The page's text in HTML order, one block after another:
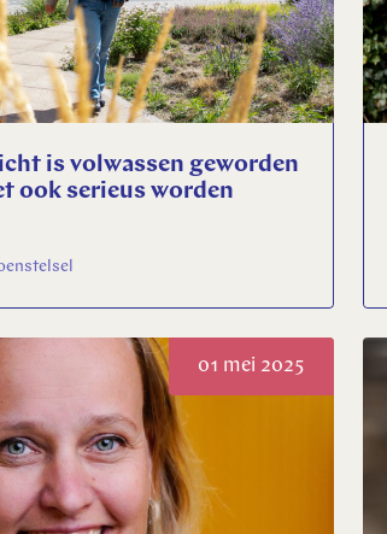
Engels
Nederlands
is volwassen geworden
ook serieus worden
01 mei 2025